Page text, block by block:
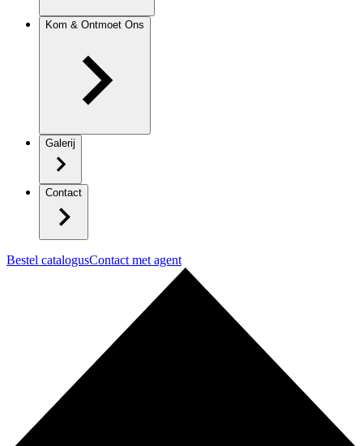
Kom & Ontmoet Ons
Galerij
Contact
Bestel catalogusContact met agent